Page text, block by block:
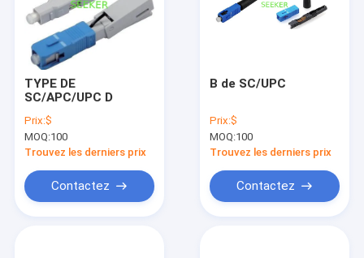
TYPE DE
SC/APC/UPC D
Prix:$
MOQ:100
Trouvez les derniers prix
Contactez
B de SC/UPC
Prix:$
MOQ:100
Trouvez les derniers prix
Contactez